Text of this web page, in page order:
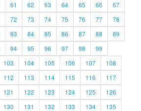
61 62 63 64 65 66
67
72 73 74 75 76 77
78
83 84 85 86 87 88
89
94 95 96 97 98
99
103 104 105 106 107
108
112 113 114 115 116
117
121 122 123 124 125
126
130 131 132 133 134
135